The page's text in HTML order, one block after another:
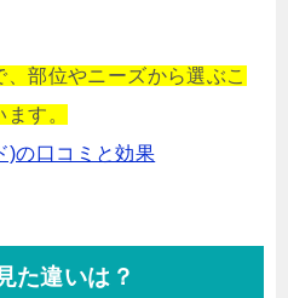
部位やニーズから選ぶこ
す。
)の口コミと効果
た違いは？